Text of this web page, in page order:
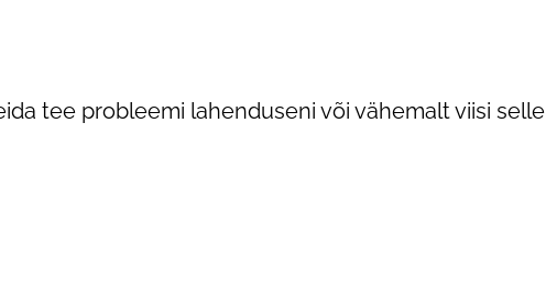
tee probleemi lahenduseni või vähemalt viisi selle